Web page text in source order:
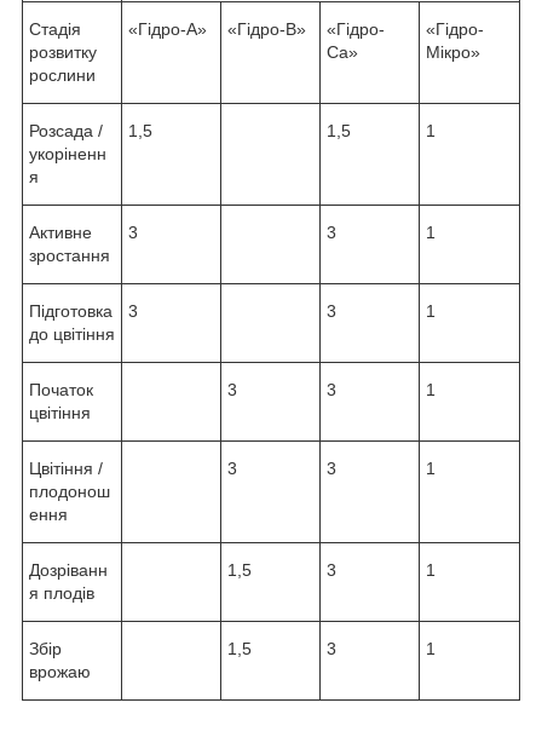
Стадія
розвитку
рослини
«Гідро-А» «Гідро-В»
«Гідро-
Ca»
«Гідро-
Мікро»
Розсада /
укоріненн
я
1,5 1,5 1
Активне
зростання
3 3 1
Підготовка
до цвітіння
3 3 1
Початок
цвітіння
3 3 1
Цвітіння /
плодонош
ення
3 3 1
Дозріванн
я плодів
1,5 3 1
Збір
врожаю
1,5 3 1